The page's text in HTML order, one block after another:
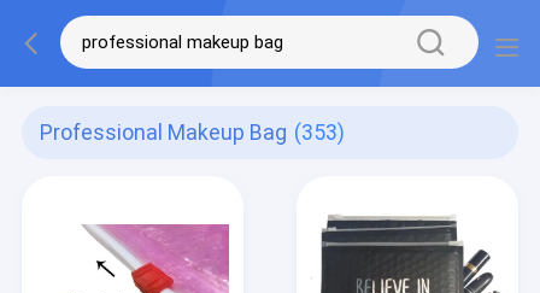
Professional Makeup Bag (353)